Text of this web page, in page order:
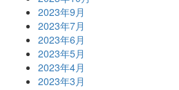
2023年9月
2023年7月
2023年6月
2023年5月
2023年4月
2023年3月